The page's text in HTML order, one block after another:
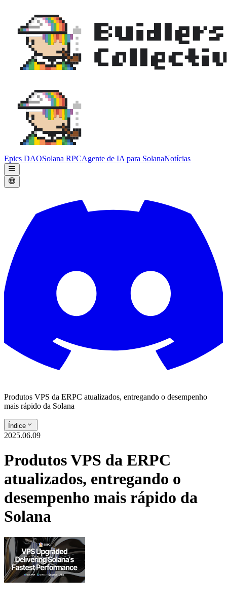
Epics DAOSolana RPCAgente de IA para SolanaNotícias
Produtos VPS da ERPC atualizados, entregando o desempenho
mais rápido da Solana
Índice
2025.06.09
Produtos VPS da ERPC
atualizados, entregando o
desempenho mais rápido da
Solana